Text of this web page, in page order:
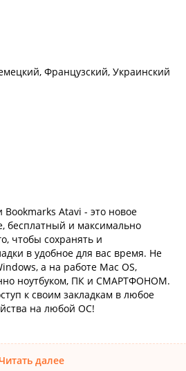
Французский, Украинский
Bookmarks Atavi - это новое
бесплатный и максимально
чтобы сохранять и
в удобное для вас время. Не
а на работе Mac OS,
ноутбуком, ПК и СМАРТФОНОМ.
к своим закладкам в любое
на любой ОС!
Читать далее